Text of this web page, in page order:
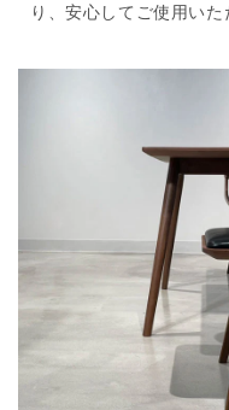
り、安心してご使用いた